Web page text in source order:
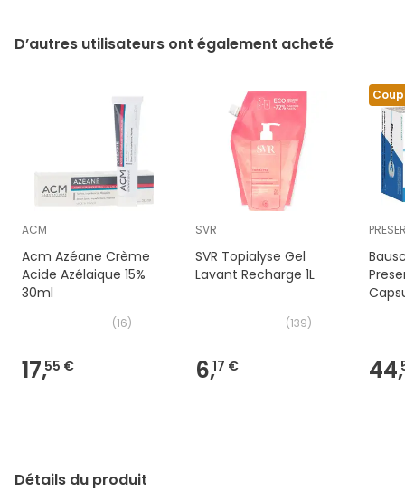
D’autres utilisateurs ont également acheté
ACM
Acm Azéane Crème
Acide Azélaique 15%
30ml
(16)
17,55 €
SVR
SVR Topialyse Gel
Lavant Recharge 1L
(139)
6,17 € 44,
Détails du produit